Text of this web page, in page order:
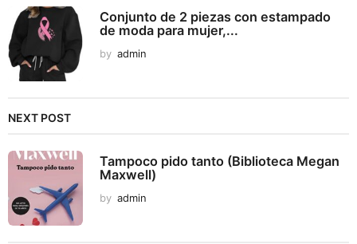
Conjunto de 2 piezas con estampado
de moda para mujer,...
by admin
NEXT POST
Tampoco pido tanto (Biblioteca Megan
Maxwell)
by admin